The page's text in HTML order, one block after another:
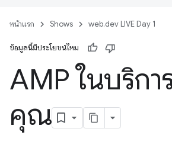
หน้าแรก Shows web.dev LIVE Day 1
ข้อมูลนี้มีประโยชน์ไหม
AMP ในบริกา
คุณ